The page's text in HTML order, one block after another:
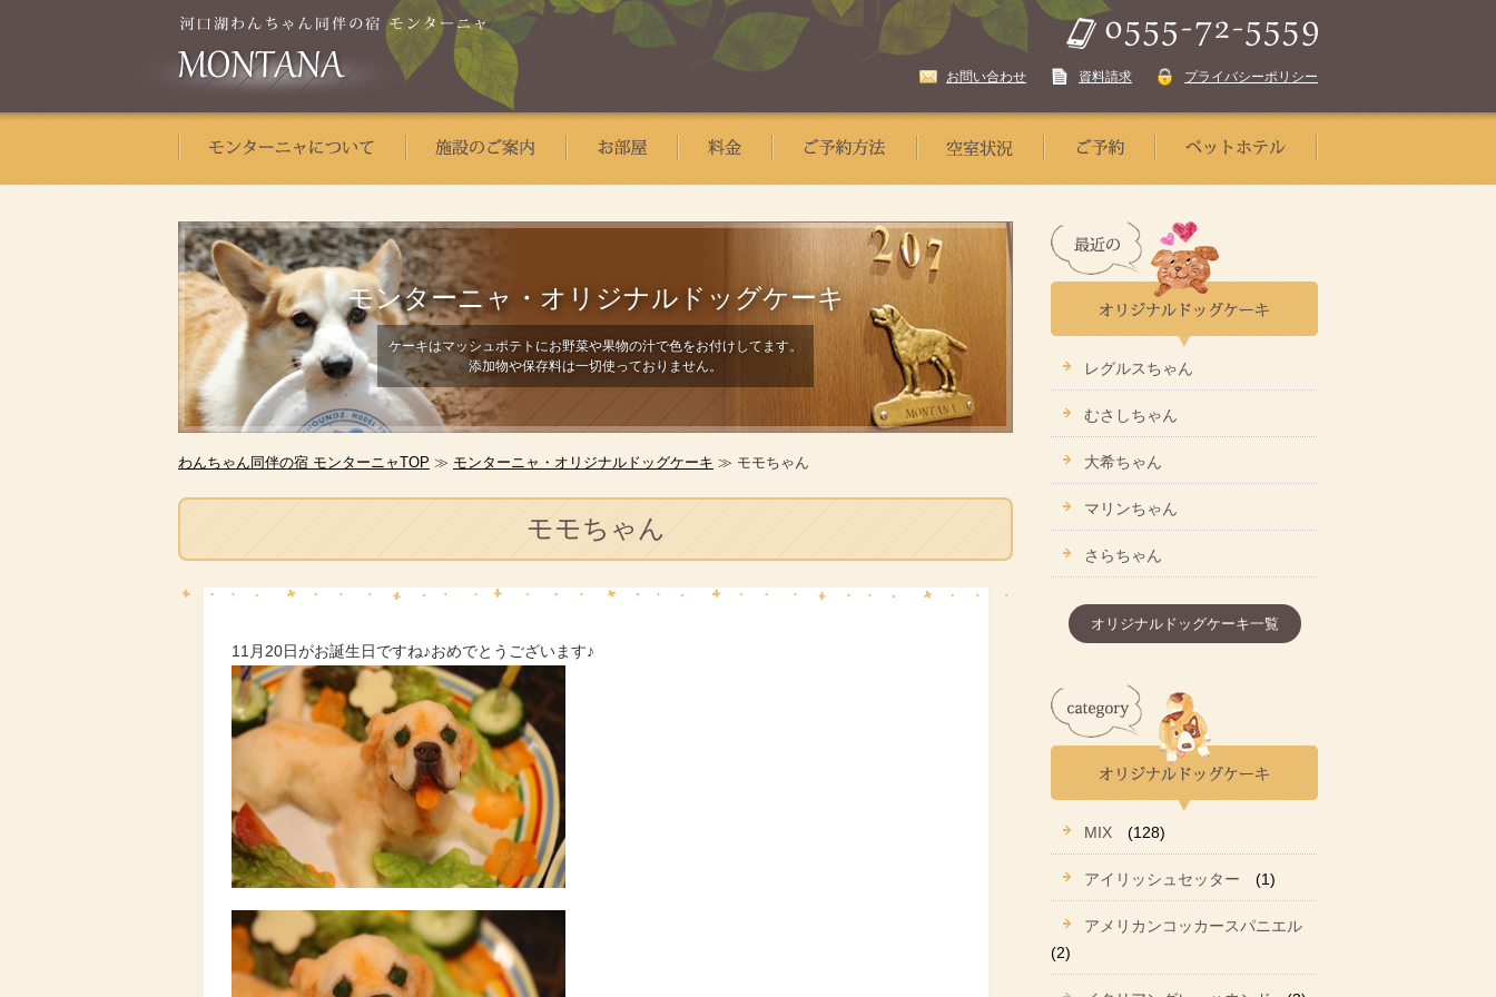
お問い合わせ 資料請求 プライバシーポリシー
モンターニャ・ オリジナルドッグケーキ
ケーキはマッシュポテトにお野菜や果物の汁で色をお付けしてます。
添加物や保存料は一切使っておりません。
わんちゃん同伴の宿 モンターニャTOP ≫ モンターニャ・オリジナルドッグケーキ ≫ モモちゃん
モモちゃん
11月20日がお誕生日ですね♪おめでとうございます♪
レグルスちゃん
むさしちゃん
大希ちゃん
マリンちゃん
さらちゃん
オリジナルドッグケーキ一覧
MIX (128)
アイリッシュセッター (1)
アメリカンコッカースパニエル
(2)